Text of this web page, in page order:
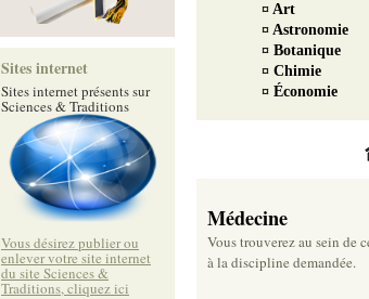
Sites internet
Sites internet présents sur
Sciences & Traditions
Vous désirez publier ou
enlever votre site internet
du site Sciences &
Traditions, cliquez ici
¤ Art
¤ Astronomie
¤ Botanique
¤ Chimie
¤ Économie
Médecine
Vous trouverez au sein de
à la discipline demandée.